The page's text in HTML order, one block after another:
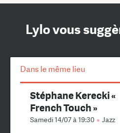
Lylo vous
Dans le même lieu
Stéphane Kerecki «
French Touch »
Samedi 14/07 à 19:30 Jazz